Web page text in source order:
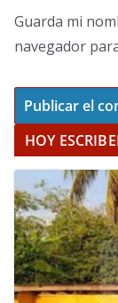
Guarda mi
navegador
HOY